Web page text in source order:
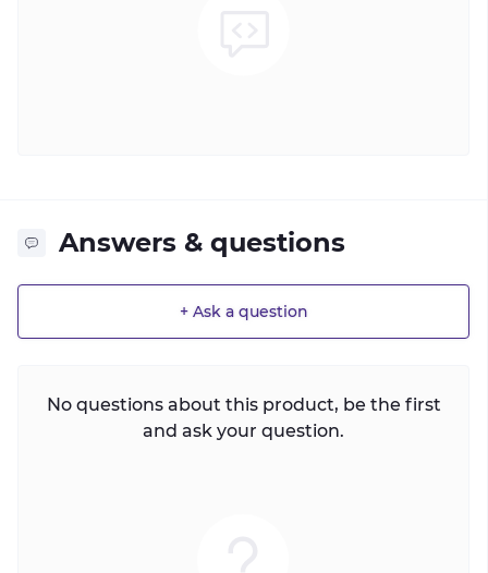
Answers & questions
+ Ask a question
No questions about this product, be the first
and ask your question.